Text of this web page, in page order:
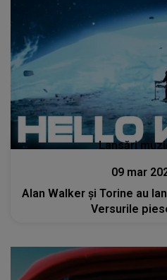
Lansări
09 mar
Alan Walker și Torine au
Versurile